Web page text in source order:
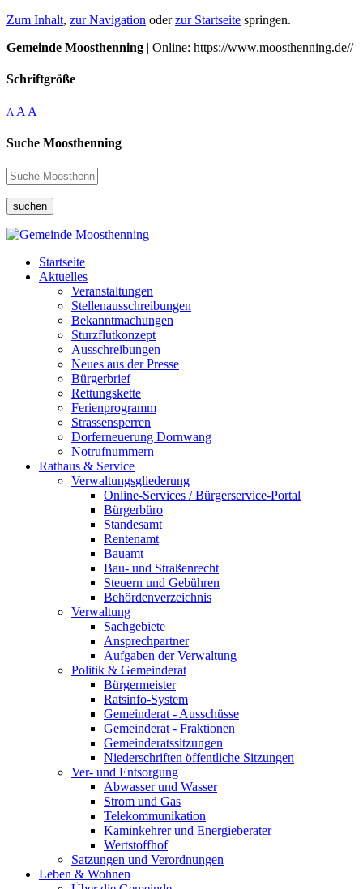
Zum Inhalt, zur Navigation oderzur Startseite springen.
Gemeinde Moosthenning | Online: https://www.moosthenning.de//
Schriftgröße
A A A
Suche Moosthenning
suchen
Startseite
Aktuelles
Veranstaltungen
Stellenausschreibungen
Bekanntmachungen
Sturzflutkonzept
Ausschreibungen
Neues aus der Presse
Bürgerbrief
Rettungskette
Ferienprogramm
Strassensperren
Dorferneuerung Dornwang
Notrufnummern
Rathaus & Service
Verwaltungsgliederung
Online-Services / Bürgerservice-Portal
Bürgerbüro
Standesamt
Rentenamt
Bauamt
Bau- und Straßenrecht
Steuern und Gebühren
Behördenverzeichnis
Verwaltung
Sachgebiete
Ansprechpartner
Aufgaben der Verwaltung
Politik & Gemeinderat
Bürgermeister
Ratsinfo-System
Gemeinderat - Ausschüsse
Gemeinderat - Fraktionen
Gemeinderatssitzungen
Niederschriften öffentliche Sitzungen
Ver- und Entsorgung
Abwasser und Wasser
Strom und Gas
Telekommunikation
Kaminkehrer und Energieberater
Wertstoffhof
Satzungen und Verordnungen
Leben & Wohnen